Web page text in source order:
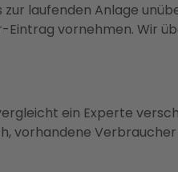
laufenden Anlage
vornehmen. Wir
ein Experte